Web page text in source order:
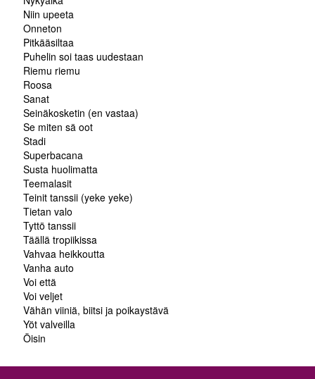
Niin upeeta
Onneton
Pitkääsiltaa
Puhelin soi taas uudestaan
Riemu riemu
Roosa
Sanat
Seinäkosketin (en vastaa)
Se miten sä oot
Stadi
Superbacana
Susta huolimatta
Teemalasit
Teinit tanssii (yeke yeke)
Tietan valo
Tyttö tanssii
Täällä tropiikissa
Vahvaa heikkoutta
Vanha auto
Voi että
Voi veljet
Vähän viiniä, biitsi ja poikaystävä
Yöt valveilla
Öisin